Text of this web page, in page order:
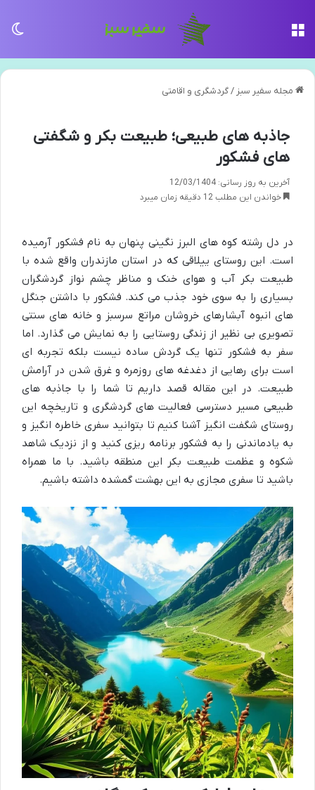
مجله سفیر سبز /گردشگری و اقامتی
جاذبه های طبیعی؛ طبیعت بکر و شگفتی
های فشکور
آخرین به روز رسانی: 12/03/1404
خواندن این مطلب 12 دقیقه زمان میبرد
در دل رشته کوه های البرز نگینی پنهان به نام فشکور آرمیده
است. این روستای ییلاقی که در استان مازندران واقع شده با
طبیعت بکر آب و هوای خنک و مناظر چشم نواز گردشگران
بسیاری را به سوی خود جذب می کند. فشکور با داشتن جنگل
های انبوه آبشارهای خروشان مراتع سرسبز و خانه های سنتی
تصویری بی نظیر از زندگی روستایی را به نمایش می گذارد. اما
سفر به فشکور تنها یک گردش ساده نیست بلکه تجربه ای
است برای رهایی از دغدغه های روزمره و غرق شدن در آرامش
طبیعت. در این مقاله قصد داریم تا شما را با جاذبه های
طبیعی مسیر دسترسی فعالیت های گردشگری و تاریخچه این
روستای شگفت انگیز آشنا کنیم تا بتوانید سفری خاطره انگیز و
به یادماندنی را به فشکور برنامه ریزی کنید و از نزدیک شاهد
شکوه و عظمت طبیعت بکر این منطقه باشید. با ما همراه
باشید تا سفری مجازی به این بهشت گمشده داشته باشیم.